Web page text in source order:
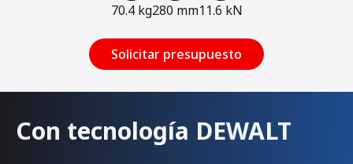
70.4 kg280 mm11.6 kN
Solicitar presupuesto
Con tecnología DEWALT